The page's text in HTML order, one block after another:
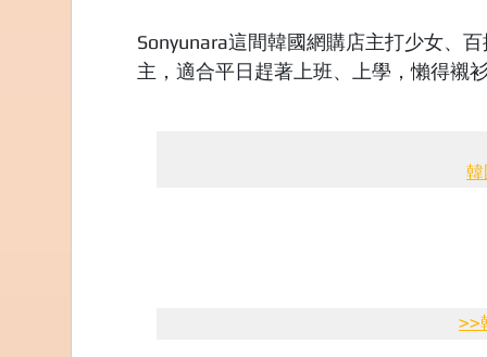
Sonyunara這間韓國網購店主打少女、
主，適合平日趕著上班、上學，懶得襯
>>